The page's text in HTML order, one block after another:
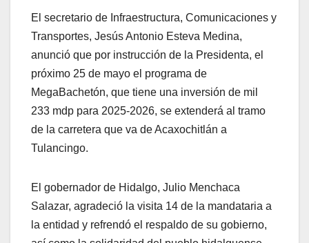
El secretario de Infraestructura, Comunicaciones y
Transportes, Jesús Antonio Esteva Medina,
anunció que por instrucción de la Presidenta, el
próximo 25 de mayo el programa de
MegaBachetón, que tiene una inversión de mil
233 mdp para 2025-2026, se extenderá al tramo
de la carretera que va de Acaxochitlán a
Tulancingo.
El gobernador de Hidalgo, Julio Menchaca
Salazar, agradeció la visita 14 de la mandataria a
la entidad y refrendó el respaldo de su gobierno,